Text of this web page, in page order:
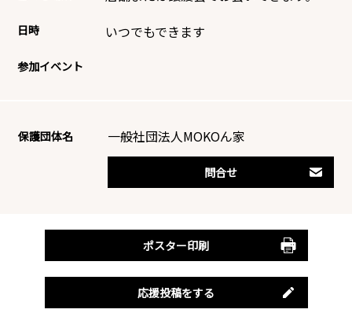
日時 いつでもできます
参加イベント
保護団体名 一般社団法人MOKOん家
問合せ
ポスター印刷
応援投稿をする